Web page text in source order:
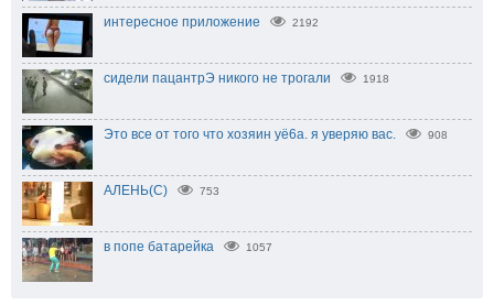
интересное приложение 2192
сидели пацантрЭ никого не трогали 1918
Это все от того что хозяин уё6а. я уверяю вас. 908
АЛЕНЬ(С) 753
в попе батарейка 1057